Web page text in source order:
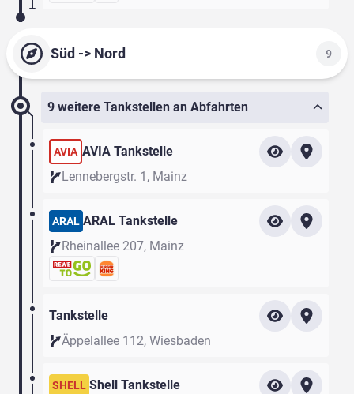
Süd -> Nord 9
9 weitere Tankstellen an Abfahrten
AVIA AVIA Tankstelle
Lennebergstr. 1, Mainz
ARAL ARAL Tankstelle
Rheinallee 207, Mainz
Tankstelle
Äppelallee 112, Wiesbaden
SHELL Shell Tankstelle